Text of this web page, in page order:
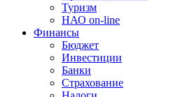
Туризм
НАО on-line
Финансы
Бюджет
Инвестиции
Банки
Страхование